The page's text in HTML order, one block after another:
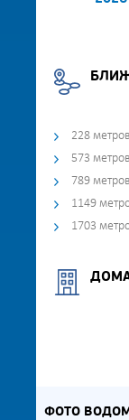
228
573
789
1149
1703
ФОТО